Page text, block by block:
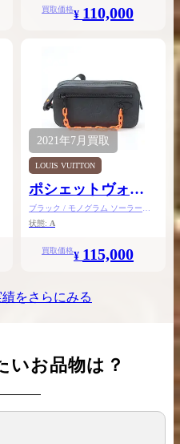
買取価格¥ 110,000
2021年7月 買取
LOUIS VUITTON
ポシェットヴォル
ガ
ブラック / モノグラム ソーラーレ
イ
状態: A
買取価格¥ 115,000
をさらにみる
いお品物は？